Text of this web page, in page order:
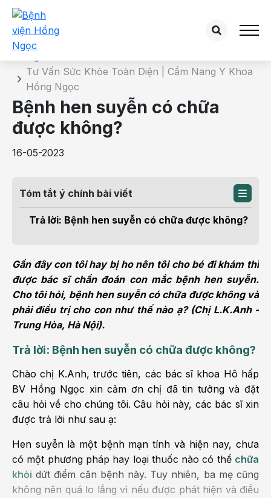
Chi tiết bài tư vấn
Tư Vấn Sức Khỏe Toàn Diện | Cẩm Nang Y Khoa
Hồng Ngọc
Bệnh hen suyễn có chữa
được không?
16-05-2023
Tóm tắt ý chính bài viết
Trả lời: Bệnh hen suyễn có chữa được không?
Gần đây con tôi hay bị ho nên tôi cho bé đi khám thì
được bác sĩ chẩn đoán con mắc bệnh hen suyễn.
Cho tôi hỏi, bệnh hen suyễn có chữa được không và
phải điều trị cho con như thế nào ạ? (Chị L.K.Anh -
Trung Hòa, Hà Nội).
Trả lời: Bệnh hen suyễn có chữa được không?
Chào chị K.Anh, trước tiên, các bác sĩ khoa Hô hấp
BV Hồng Ngọc xin cảm ơn chị đã tin tưởng và đặt
câu hỏi về cho chúng tôi. Câu hỏi này, các bác sĩ xin
được trả lời như sau ạ:
Hen suyễn là một bệnh mạn tính và hiện nay, chưa
có một phương pháp hay loại thuốc nào có thể chữa
khỏi dứt điểm căn bệnh này. Tuy nhiên, ba mẹ cũng
không nên quá lo lắng vì nếu được phát hiện và điều